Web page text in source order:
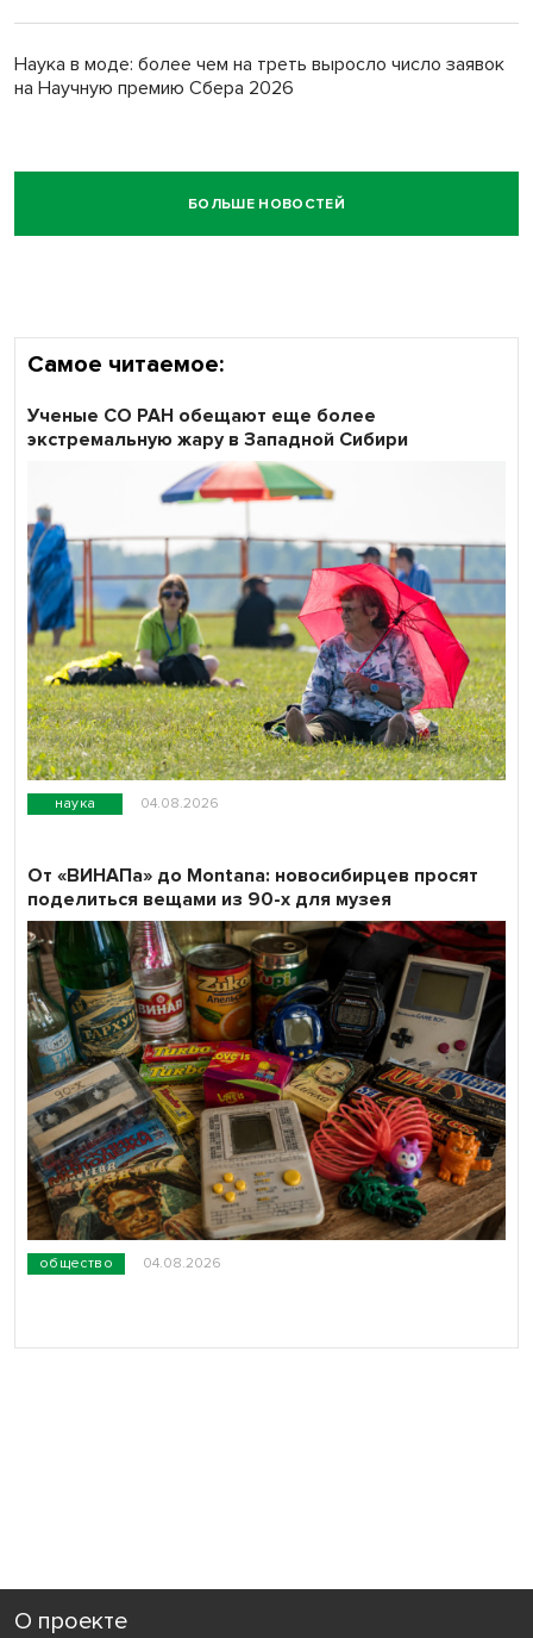
Наука в моде: более чем на треть выросло число заявок
на Научную премию Сбера 2026
БОЛЬШЕ НОВОСТЕЙ
Самое читаемое:
наука 04.08.2026
Ученые СО РАН обещают еще более
экстремальную жару в Западной Сибири
общество 04.08.2026
От «ВИНАПа» до Montana: новосибирцев просят
поделиться вещами из 90-х для музея
О проекте